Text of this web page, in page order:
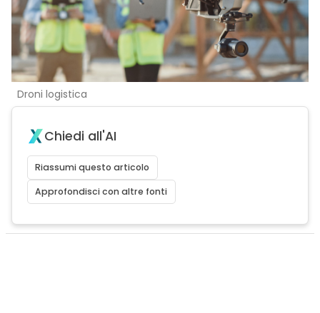
Droni logistica
Chiedi all'AI
Riassumi questo articolo
Approfondisci con altre fonti